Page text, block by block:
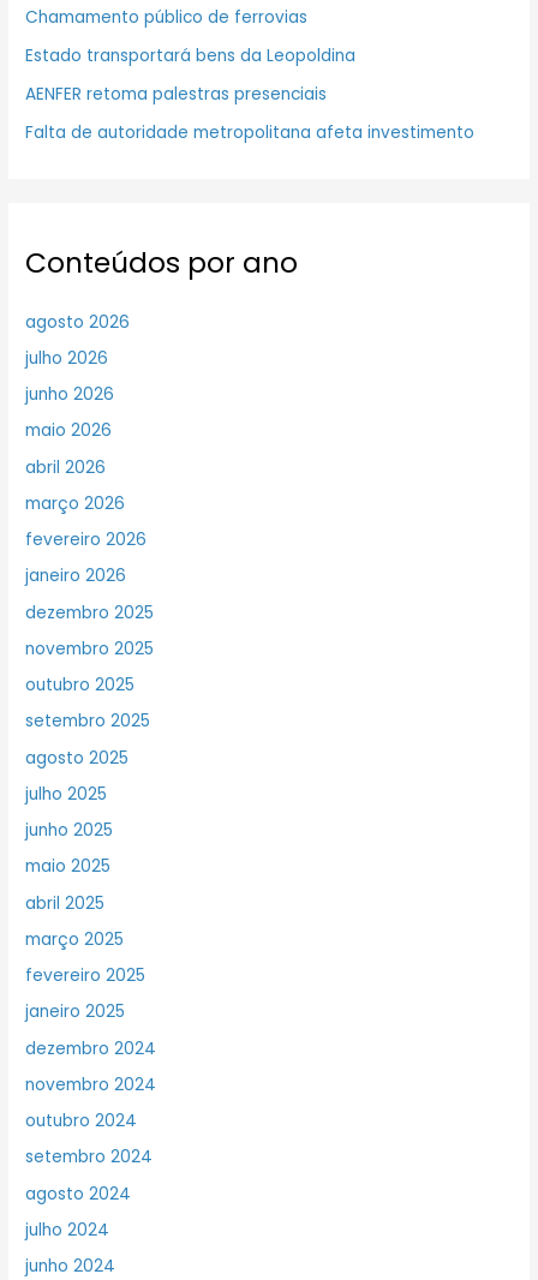
Chamamento público de ferrovias
Estado transportará bens da Leopoldina
AENFER retoma palestras presenciais
Falta de autoridade metropolitana afeta investimento
Conteúdos por ano
agosto 2026
julho 2026
junho 2026
maio 2026
abril 2026
março 2026
fevereiro 2026
janeiro 2026
dezembro 2025
novembro 2025
outubro 2025
setembro 2025
agosto 2025
julho 2025
junho 2025
maio 2025
abril 2025
março 2025
fevereiro 2025
janeiro 2025
dezembro 2024
novembro 2024
outubro 2024
setembro 2024
agosto 2024
julho 2024
junho 2024